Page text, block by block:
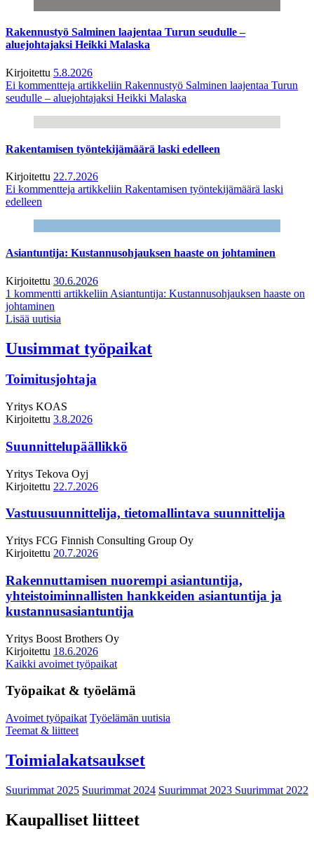
Rakennustyö Salminen laajentaa Turun seudulle –
aluejohtajaksi Heikki Malaska
Kirjoitettu 5.8.2026
Ei kommentteja artikkeliin Rakennustyö Salminen laajentaa Turun
seudulle – aluejohtajaksi Heikki Malaska
Rakentamisen työntekijämäärä laski edelleen
Kirjoitettu 22.7.2026
Ei kommentteja artikkeliin Rakentamisen työntekijämäärä laski
edelleen
Asiantuntija: Kustannusohjauksen haaste on johtaminen
Kirjoitettu 30.6.2026
1 kommentti artikkeliin Asiantuntija: Kustannusohjauksen haaste on
johtaminen
Lisää uutisia
Uusimmat työpaikat
Toimitusjohtaja
Yritys KOAS
Kirjoitettu 3.8.2026
Suunnittelupäällikkö
Yritys Tekova Oyj
Kirjoitettu 22.7.2026
Vastuusuunnittelija, tietomallintava suunnittelija
Yritys FCG Finnish Consulting Group Oy
Kirjoitettu 20.7.2026
Rakennuttamisen nuorempi asiantuntija,
yhteistoiminnallisten hankkeiden asiantuntija ja
kustannusasiantuntija
Yritys Boost Brothers Oy
Kirjoitettu 18.6.2026
Kaikki avoimet työpaikat
Työpaikat & työelämä
Avoimet työpaikat Työelämän uutisia
Teemat & liitteet
Toimialakatsaukset
Suurimmat 2025 Suurimmat 2024 Suurimmat 2023 Suurimmat 2022
Kaupalliset liitteet